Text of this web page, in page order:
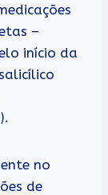
–
início da
no
de